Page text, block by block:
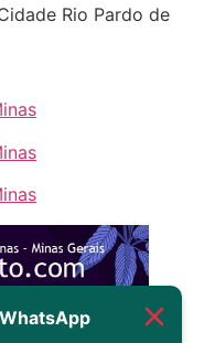
Rio Pardo de
em